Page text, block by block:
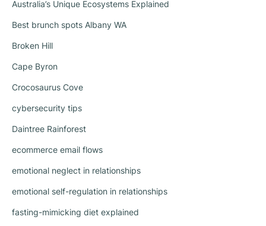
Australia’s Unique Ecosystems Explained
Best brunch spots Albany WA
Broken Hill
Cape Byron
Crocosaurus Cove
cybersecurity tips
Daintree Rainforest
ecommerce email flows
emotional neglect in relationships
emotional self-regulation in relationships
fasting-mimicking diet explained